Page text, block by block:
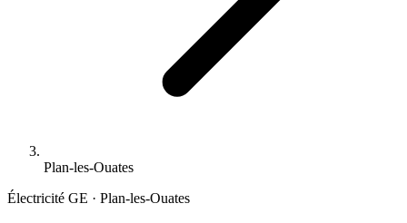
Plan-les-Ouates
Électricité GE · Plan-les-Ouates